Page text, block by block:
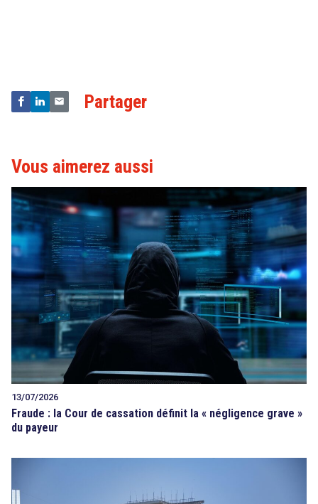
Partager
Vous aimerez aussi
13/07/2026
Fraude : la Cour de cassation définit la « négligence grave »
du payeur